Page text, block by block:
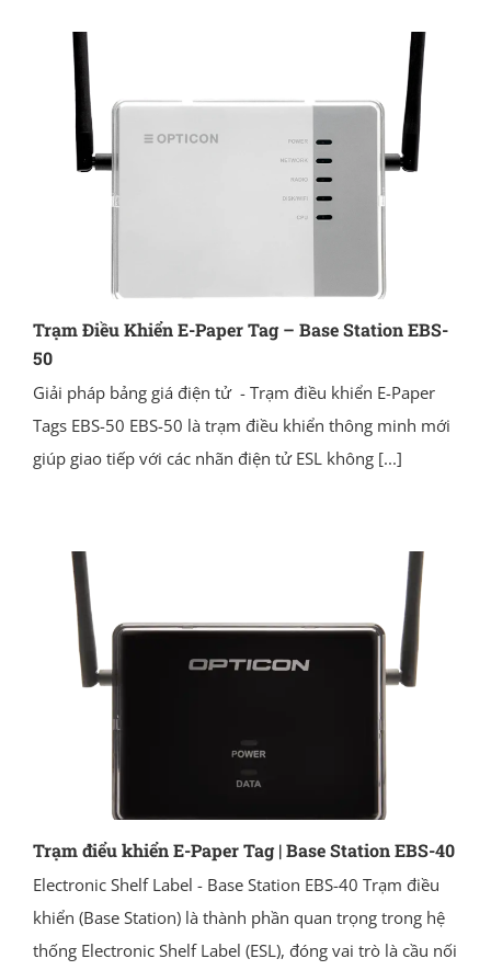
Trạm Điều Khiển E-Paper Tag – Base Station EBS-
50
Giải pháp bảng giá điện tử - Trạm điều khiển E-Paper
Tags EBS-50 EBS-50 là trạm điều khiển thông minh mới
giúp giao tiếp với các nhãn điện tử ESL không[...]
Trạm điểu khiển E-Paper Tag | Base Station EBS-40
Electronic Shelf Label - Base Station EBS-40 Trạm điều
khiển (Base Station) là thành phần quan trọng trong hệ
thống Electronic Shelf Label (ESL), đóng vai trò là cầu nối